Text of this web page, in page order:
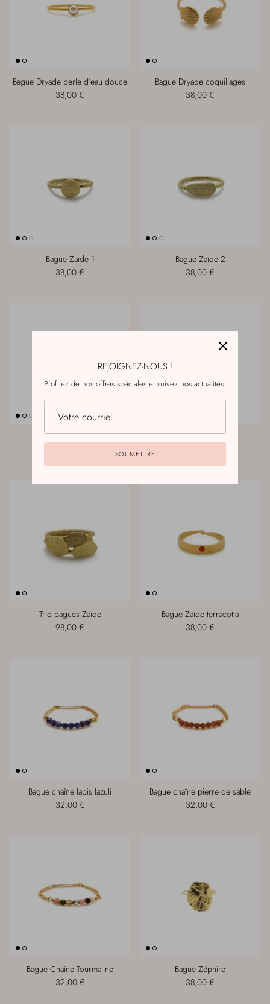
Bague Dryade perle d’eau douce
38,00 €
Bague Dryade coquillages
38,00 €
Bague Zaïde 1
38,00 €
Bague Zaïde 2
38,00 €
Bague Zaïde 3
Bague Zaïde 4
Trio bagues Zaïde
98,00 €
Bague Zaïde terracotta
38,00 €
Bague chaîne lapis lazuli
32,00 €
Bague chaîne pierre de sable
32,00 €
Bague Chaîne Tourmaline
32,00 €
Bague Zéphire
38,00 €
REJOIGNEZ-NOUS !
Profitez de nos offres spéciales et suivez nos actualités.
SOUMETTRE